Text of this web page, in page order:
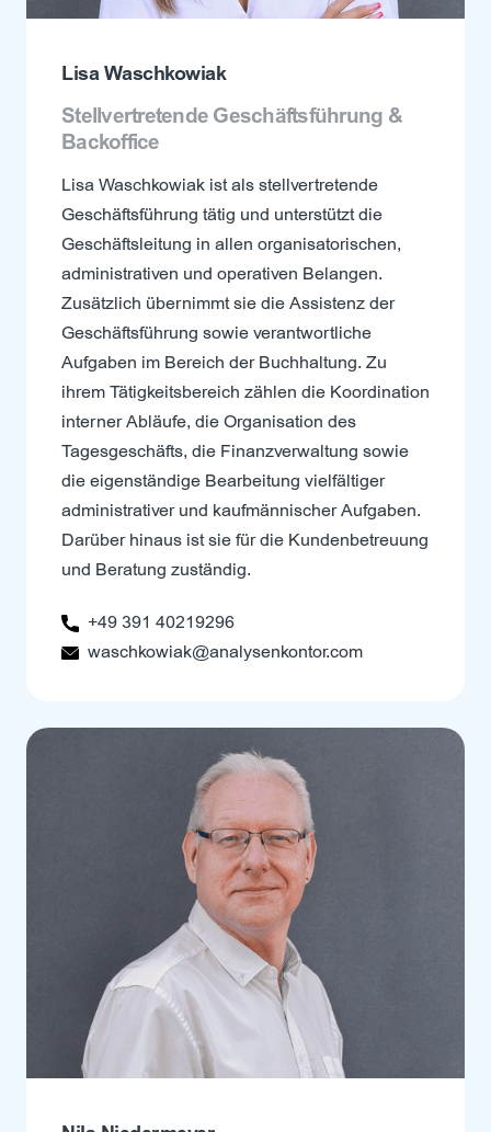
Lisa Waschkowiak
Stellvertretende Geschäftsführung &
Backoffice
Lisa Waschkowiak ist als stellvertretende
Geschäftsführung tätig und unterstützt die
Geschäftsleitung in allen organisatorischen,
administrativen und operativen Belangen.
Zusätzlich übernimmt sie die Assistenz der
Geschäftsführung sowie verantwortliche
Aufgaben im Bereich der Buchhaltung. Zu
ihrem Tätigkeitsbereich zählen die Koordination
interner Abläufe, die Organisation des
Tagesgeschäfts, die Finanzverwaltung sowie
die eigenständige Bearbeitung vielfältiger
administrativer und kaufmännischer Aufgaben.
Darüber hinaus ist sie für die Kundenbetreuung
und Beratung zuständig.
+49 391 40219296
waschkowiak@analysenkontor.com